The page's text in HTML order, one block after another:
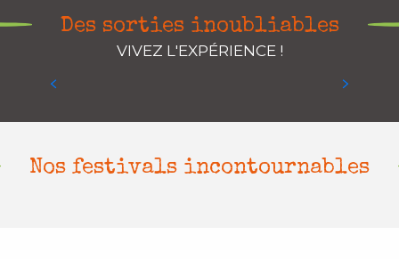
Des sorties inoubliables
VIVEZ L'EXPÉRIENCE !
Mage Malte
Nos festivals incontournables